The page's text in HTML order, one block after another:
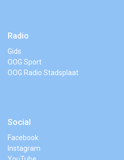
Radio
Gids
OOG Sport
OOG Radio Stadsplaat
Social
Facebook
Instagram